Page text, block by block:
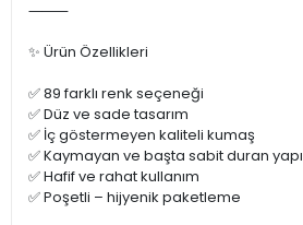
⸻
✨ Ürün Özellikleri
✅ 89 farklı renk seçeneği
✅ Düz ve sade tasarım
✅ İç göstermeyen kaliteli kumaş
✅ Kaymayan ve başta sabit duran yapı
✅ Hafif ve rahat kullanım
✅ Poşetli – hijyenik paketleme